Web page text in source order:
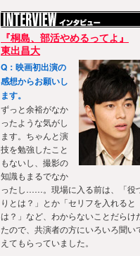
『桐島、部活やめるってよ』
東出昌大
Q：映画初出演の
感想からお願いし
ます。
ずっと余裕がなか
ったような気がし
ます。ちゃんと演
技を勉強したこと
もないし、撮影の
知識もまるでなか
ったし……。現場に入る前は、「役
りとは？」とか「セリフを入れると
は？」など、わからないことだらけ
たので、共演者の方にいろいろ聞い
えてもらっていました。